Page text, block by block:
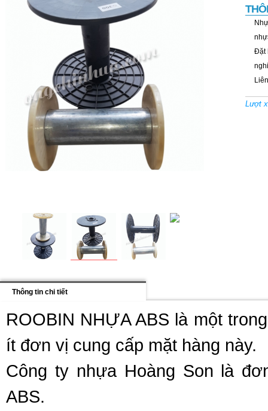
Đặt
Lượt
Thông tin chi tiết
ROOBIN NHỰA ABS là một
ít đơn vị cung cấp mặt hàng này.
Công ty nhựa Hoàng Son là
ABS.